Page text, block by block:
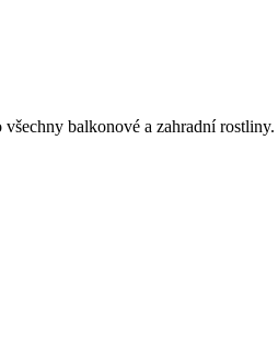
balkonové a zahradní rostliny.